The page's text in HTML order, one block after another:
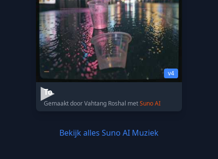
v4
То
Gemaakt door Vahtang Roshal metSuno AI
Bekijk alles Suno AI Muziek